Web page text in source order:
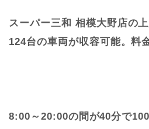
スーパー三和 相模大野店の
124台の車両が収容可能。料
8:00～20:00の間が40分で